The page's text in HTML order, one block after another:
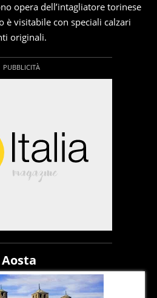
opera dell’intagliatore torinese
è visitabile con speciali calzari
originali.